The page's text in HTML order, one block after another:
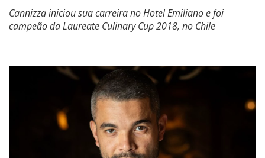
Cannizza iniciou sua carreira no Hotel Emiliano e foi
campeão da Laureate Culinary Cup 2018, no Chile